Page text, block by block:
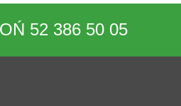
52 386 50 05